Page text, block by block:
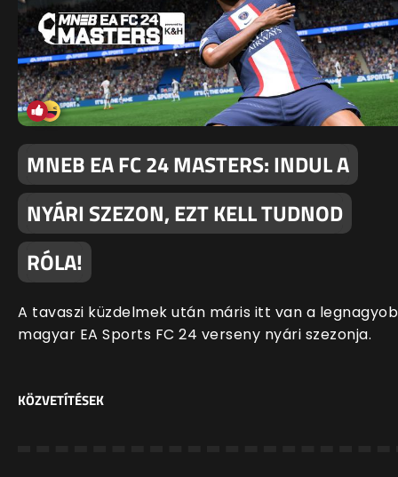
MNEB EA FC 24 MASTERS: INDUL A
NYÁRI SZEZON, EZT KELL TUDNOD
RÓLA!
A tavaszi küzdelmek után máris itt van a
magyar EA Sports FC 24 verseny nyári szezonja.
KÖZVETÍTÉSEK